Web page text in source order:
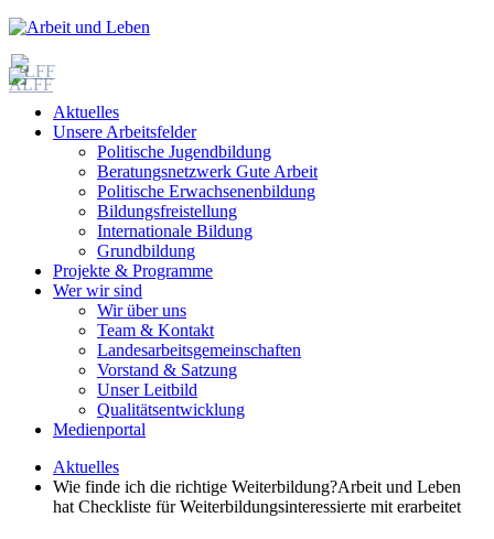
Aktuelles
Unsere Arbeitsfelder
Politische Jugendbildung
Beratungsnetzwerk Gute Arbeit
Politische Erwachsenenbildung
Bildungsfreistellung
Internationale Bildung
Grundbildung
Projekte & Programme
Wer wir sind
Wir über uns
Team & Kontakt
Landesarbeitsgemeinschaften
Vorstand & Satzung
Unser Leitbild
Qualitätsentwicklung
Medienportal
Aktuelles
Wie finde ich die richtige Weiterbildung?Arbeit und Leben
hat Checkliste für Weiterbildungsinteressierte mit erarbeitet